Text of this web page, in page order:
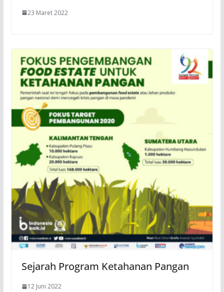
23 Maret 2022
Sejarah Program Ketahanan Pangan
12 Juni 2022